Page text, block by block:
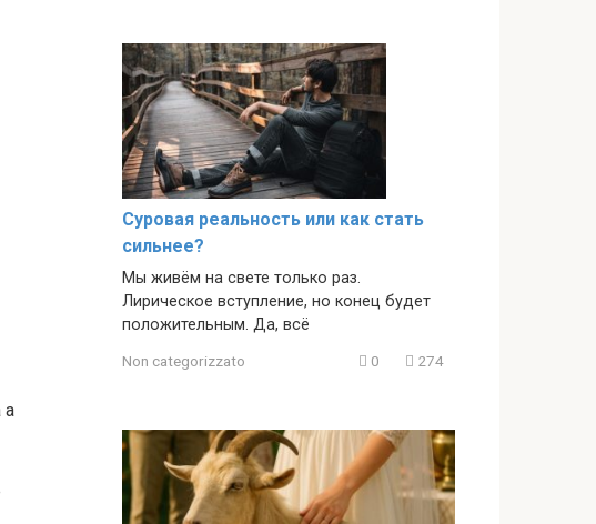
a
Суровая реальность или как стать
сильнее?
Мы живём на свете только раз.
Лирическое вступление, но конец будет
положительным. Да, всё
Non categorizzato 0 274